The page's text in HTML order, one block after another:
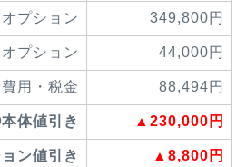
プション 349,800円
プション 44,000円
用・税金 88,494円
体値引き ▲230,000円
ン値引き ▲8,800円